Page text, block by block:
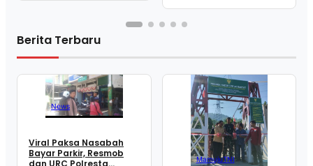
Berita Terbaru
News
Viral Paksa Nasabah
Bayar Parkir, Resmob
dan URC Polresta
MamujuTNI